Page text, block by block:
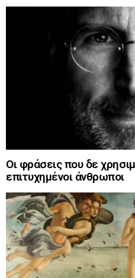
Οι φράσεις που δε
επιτυχημένοι άνθρωποι